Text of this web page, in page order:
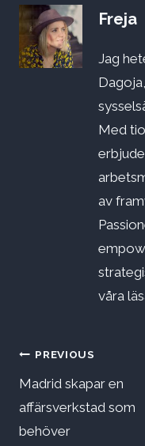
Freja
Jag
Med
av
våra
PREVIOUS
Madrid skapar en
affärsverkstad som
behöver